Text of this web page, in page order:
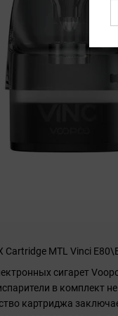
MTL Vinci
сигарет
в комплект
картриджа